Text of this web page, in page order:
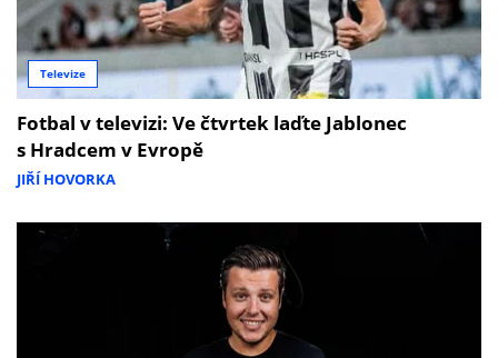
Televize
Fotbal v televizi: Ve čtvrtek laďte Jablonec
s Hradcem v Evropě
JIŘÍ HOVORKA